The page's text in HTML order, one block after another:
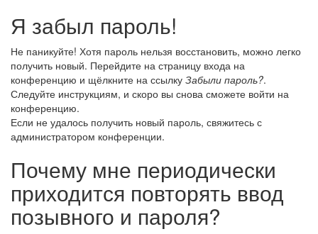
Я забыл пароль!
Не паникуйте! Хотя пароль нельзя восстановить, можно легко
получить новый. Перейдите на страницу входа на
конференцию и щёлкните на ссылку Забыли пароль?.
Следуйте инструкциям, и скоро вы снова сможете войти на
конференцию.
Если не удалось получить новый пароль, свяжитесь с
администратором конференции.
Почему мне периодически
приходится повторять ввод
позывного и пароля?